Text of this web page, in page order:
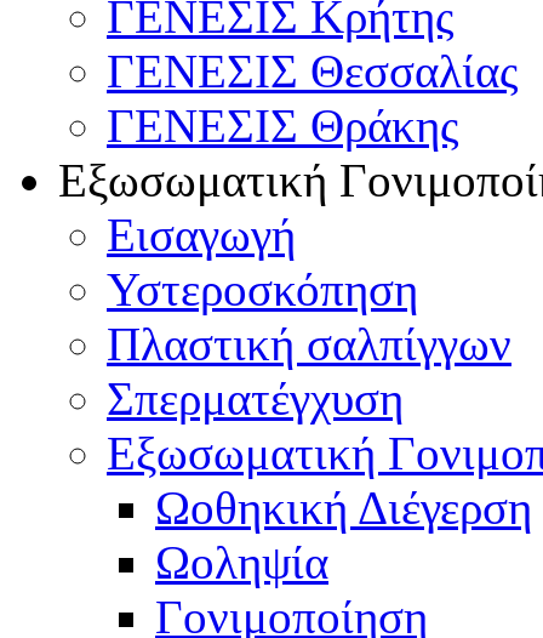
ΓΕΝΕΣΙΣ Κρήτης
ΓΕΝΕΣΙΣ Θεσσαλίας
ΓΕΝΕΣΙΣ Θράκης
Εξωσωματική
Εισαγωγή
Υστεροσκόπηση
Πλαστική σαλπίγγων
Σπερματέγχυση
Εξωσωματική
Ωοθηκική Διέγερση
Ωοληψία
Γονιμοποίηση